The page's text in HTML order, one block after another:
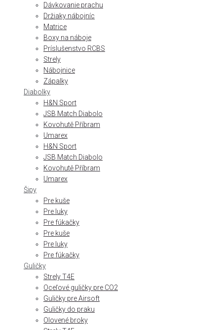
Dávkovanie prachu
Držiaky nábojníc
Matrice
Boxy na náboje
Príslušenstvo RCBS
Strely
Nábojnice
Zápalky
Diabolky
H&N Sport
JSB Match Diabolo
Kovohutě Příbram
Umarex
H&N Sport
JSB Match Diabolo
Kovohutě Příbram
Umarex
Šipy
Pre kuše
Pre luky
Pre fúkačky
Pre kuše
Pre luky
Pre fúkačky
Guličky
Strely T4E
Oceľové guličky pre CO2
Guličky pre Airsoft
Guličky do praku
Olovené broky